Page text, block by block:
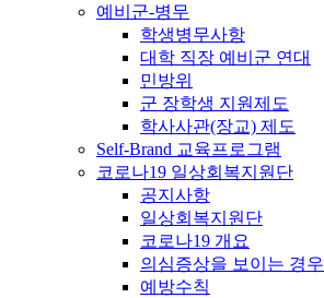
예비군-병무
학생병무사항
대학 직장 예비군 연대
민방위
군 장학생 지원제도
학사사관(장교) 제도
Self-Brand 교육프로그램
코로나19 일상회복지원단
공지사항
일상회복지원단
코로나19 개요
의심증상을 보이는 경우
예방수칙